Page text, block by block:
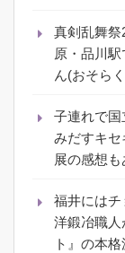
真剣乱舞祭
原・品川
ん(おそら
子連れで国
みだすキ
展の感想も
福井には
洋鍛冶職
ト』の本